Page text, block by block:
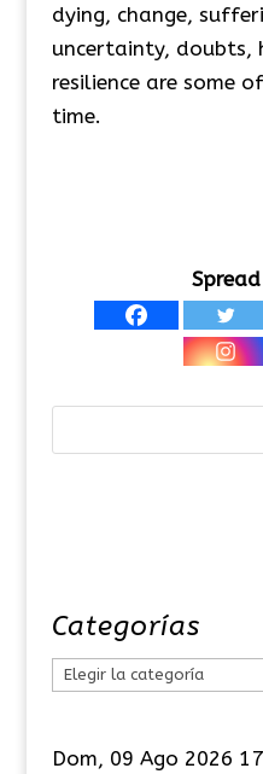
dying, change,
uncertainty, doubts,
resilience are some
time.
Categorías
Dom, 09 Ago 2026